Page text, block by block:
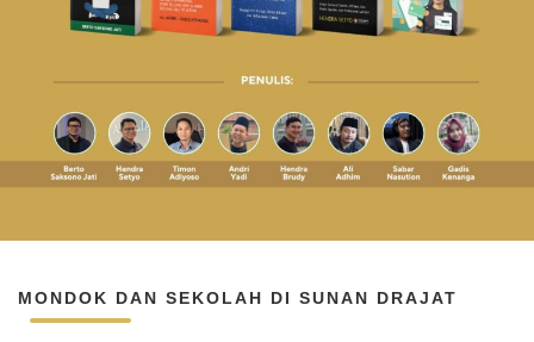
MONDOK DAN SEKOLAH DI SUNAN DRAJAT